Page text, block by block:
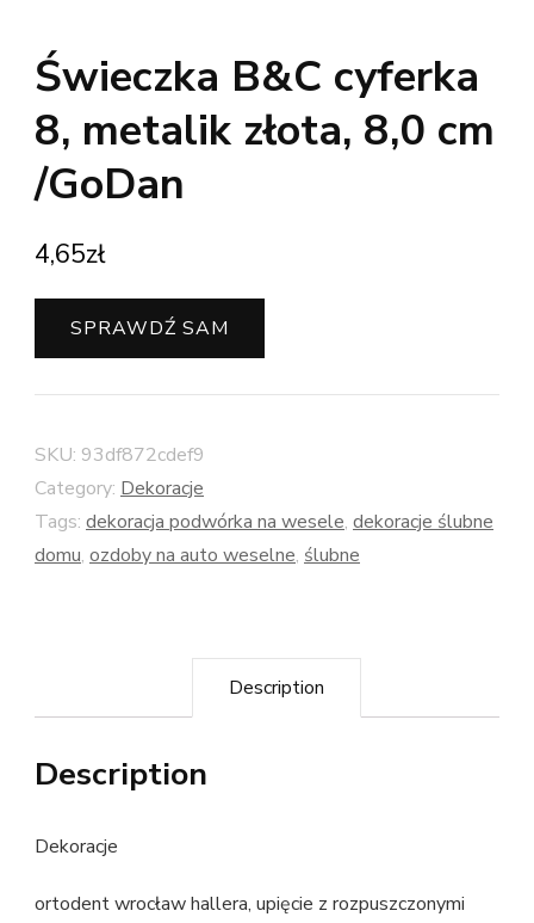
Świeczka B&C cyferka
8, metalik złota, 8,0 cm
/GoDan
4,65zł
SPRAWDŹ SAM
SKU: 93df872cdef9
Category: Dekoracje
Tags: dekoracja podwórka na wesele, dekoracje ślubne
domu, ozdoby na auto weselne, ślubne
Description
Description
Dekoracje
ortodent wrocław hallera, upięcie z rozpuszczonymi